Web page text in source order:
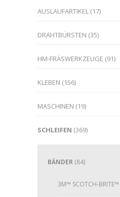
AUSLAUFARTIKEL (17)
DRAHTBÜRSTEN (35)
HM-FRÄSWERKZEUGE (91)
KLEBEN (156)
MASCHINEN (19)
SCHLEIFEN (369)
BÄNDER (84)
3M™ SCOTCH-BRITE™